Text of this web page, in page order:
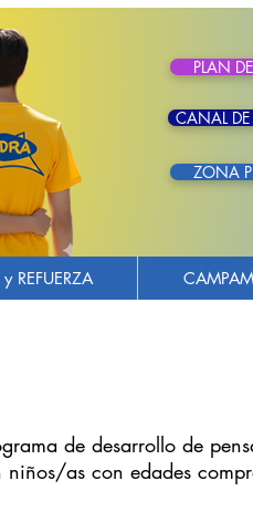
PLAN
CANAL
ZONA
REFUERZA
de desarrollo de
niños/as con edades